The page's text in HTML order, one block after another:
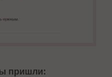
пришли: